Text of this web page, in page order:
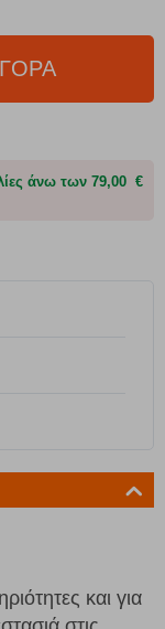
άνω των 79,00 €
και για